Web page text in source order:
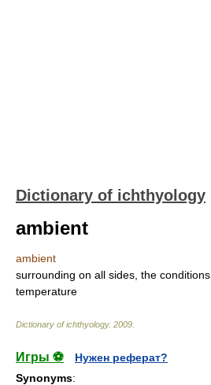
Dictionary of ichthyology
ambient
ambient
surrounding on all sides, the conditions
temperature
Dictionary of ichthyology. 2009
Игры ⚽
Нужен реферат?
Synonyms: